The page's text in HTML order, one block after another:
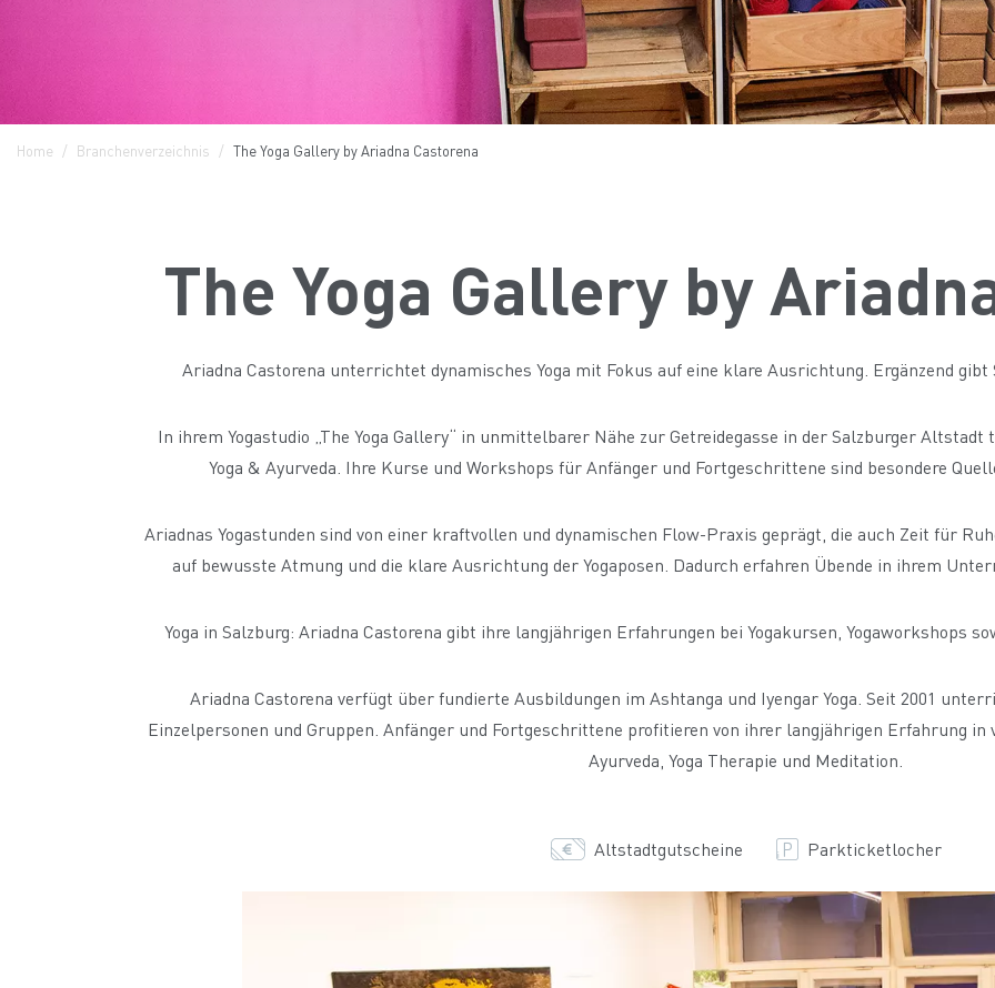
Home Branchenverzeichnis The Yoga Gallery by Ariadna Castorena
The Yoga Gallery by
Ariadna Castorena unterrichtet dynamisches Yoga mit Fokus auf eine klare Ausrichtung. Ergänzend gibt
In ihrem Yogastudio „The Yoga Gallery“ in unmittelbarer Nähe zur Getreidegasse in der Salzburger
Yoga & Ayurveda. Ihre Kurse und Workshops für Anfänger und Fortgeschrittene sind besondere
Ariadnas Yogastunden sind von einer kraftvollen und dynamischen Flow-Praxis geprägt, die auch Zeit für
auf bewusste Atmung und die klare Ausrichtung der Yogaposen. Dadurch erfahren Übende in ihrem
Yoga in Salzburg: Ariadna Castorena gibt ihre langjährigen Erfahrungen bei Yogakursen, Yogaworkshops
Ariadna Castorena verfügt über fundierte Ausbildungen im Ashtanga und Iyengar Yoga. Seit 2001
Einzelpersonen und Gruppen. Anfänger und Fortgeschrittene profitieren von ihrer langjährigen Erfahrung in
Ayurveda, Yoga Therapie und Meditation.
Altstadtgutscheine Parkticketlocher